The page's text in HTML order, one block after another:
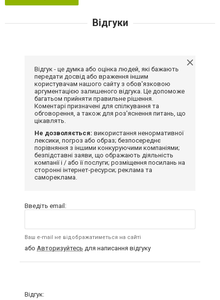
Відгуки
Відгук - це думка або оцінка людей, які бажають
передати досвід або враження іншим
користувачам нашого сайту з обов'язковою
аргументацією залишеного відгука. Це допоможе
багатьом прийняти правильне рішення.
Коментарі призначені для спілкування та
обговорення, а також для роз'яснення питань, що
цікавлять.
Не дозволяється: використання ненормативної
лексики, погроз або образ; безпосереднє
порівняння з іншими конкуруючими компаніями;
безпідставні заяви, що ображають діяльність
компанії і / або її послуги; розміщення посилань на
сторонні інтернет-ресурси; реклама та
самореклама.
Введіть email:
Ваш e-mail не відображатиметься на сайті
або Авторизуйтесь для написання відгуку
Відгук: